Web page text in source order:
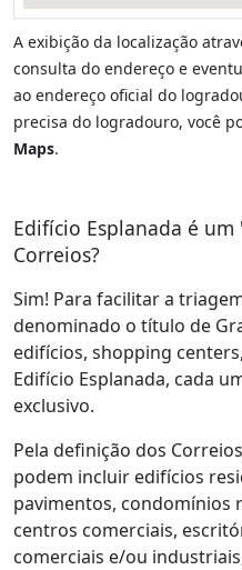
A exibição da localização
consulta do endereço e
ao endereço oficial do
precisa do logradouro, você
Maps.
Edifício Esplanada é
Correios?
Sim! Para facilitar a
denominado o título de
edifícios, shopping
Edifício Esplanada, cada
exclusivo.
Pela definição dos
podem incluir edifícios
pavimentos, condomínios
centros comerciais,
comerciais e/ou